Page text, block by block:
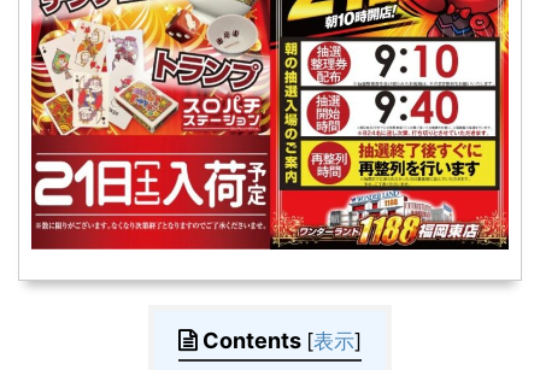
Contents [表示]